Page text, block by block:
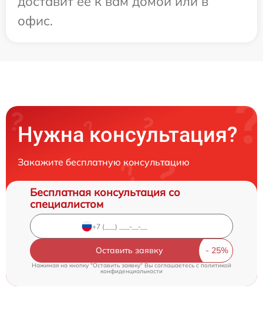
офис.
Нужна консультация?
Закажите бесплатную консультацию
Бесплатная консультация со
специалистом
Оставить заявку
Нажимая на кнопку "Оставить заявку" Вы соглашаетесь c политикой
конфиденциальности